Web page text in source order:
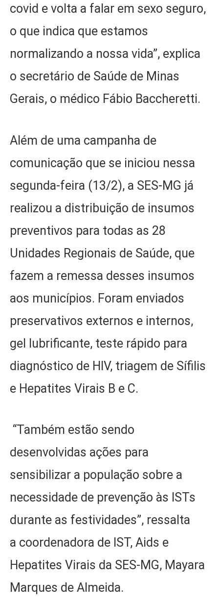
covid e volta a falar em sexo seguro,
o que indica que estamos
normalizando a nossa vida”, explica
o secretário de Saúde de Minas
Gerais, o médico Fábio Baccheretti.
Além de uma campanha de
comunicação que se iniciou nessa
segunda-feira (13/2), a SES-MG já
realizou a distribuição de insumos
preventivos para todas as 28
Unidades Regionais de Saúde, que
fazem a remessa desses insumos
aos municípios. Foram enviados
preservativos externos e internos,
gel lubrificante, teste rápido para
diagnóstico de HIV, triagem de Sífilis
e Hepatites Virais B e C.
“Também estão sendo
desenvolvidas ações para
sensibilizar a população sobre a
necessidade de prevenção às ISTs
durante as festividades”, ressalta
a coordenadora de IST, Aids e
Hepatites Virais da SES-MG, Mayara
Marques de Almeida.